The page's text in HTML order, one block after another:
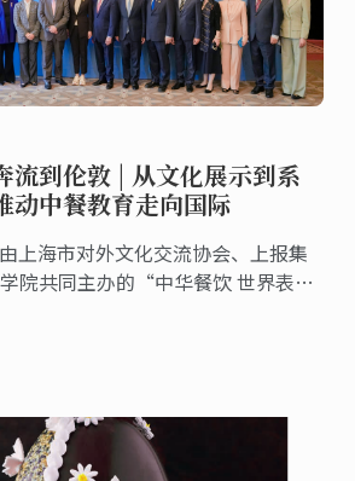
流到伦敦 | 从文化展示到系
动中餐教育走向国际
上海市对外文化交流协会、上报集
院共同主办的“中华餐饮 世界表达
CORD by Le Cordon ...